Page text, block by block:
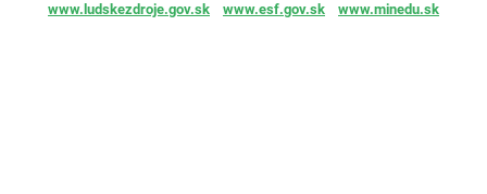
www.ludskezdroje.gov.sk www.esf.gov.sk www.minedu.sk